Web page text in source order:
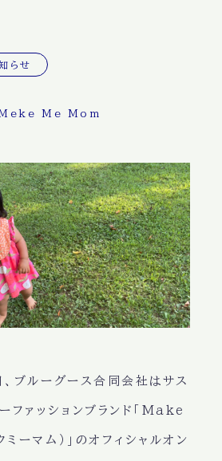
らせ
Me Mom
ブルーグース合同会社はサス
ファッションブランド「Make
ーマム）」のオフィシャルオン